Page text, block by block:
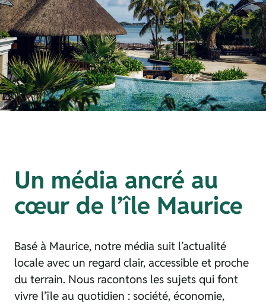
Un média ancré au
cœur de l’île Maurice
Basé à Maurice, notre média suit l’actualité
locale avec un regard clair, accessible et proche
du terrain. Nous racontons les sujets qui font
vivre l’île au quotidien : société, économie,